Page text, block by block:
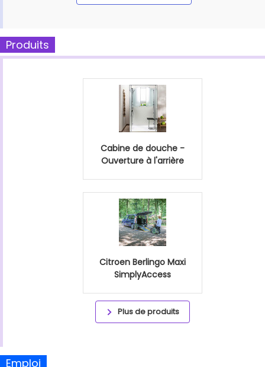
Produits
Cabine de douche -
Ouverture à l'arrière
Citroen Berlingo Maxi
SimplyAccess
Plus de produits
Emploi